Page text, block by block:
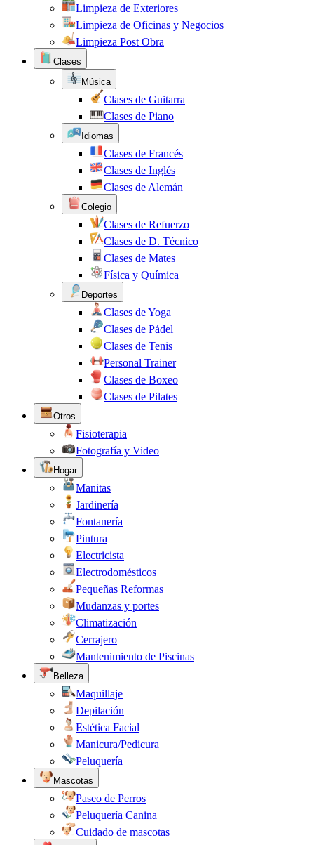
Limpieza de Exteriores
Limpieza de Oficinas y Negocios
Limpieza Post Obra
Clases
Música
Clases de Guitarra
Clases de Piano
Idiomas
Clases de Francés
Clases de Inglés
Clases de Alemán
Colegio
Clases de Refuerzo
Clases de D. Técnico
Clases de Mates
Física y Química
Deportes
Clases de Yoga
Clases de Pádel
Clases de Tenis
Personal Trainer
Clases de Boxeo
Clases de Pilates
Otros
Fisioterapia
Fotografía y Video
Hogar
Manitas
Jardinería
Fontanería
Pintura
Electricista
Electrodomésticos
Pequeñas Reformas
Mudanzas y portes
Climatización
Cerrajero
Mantenimiento de Piscinas
Belleza
Maquillaje
Depilación
Estética Facial
Manicura/Pedicura
Peluquería
Mascotas
Paseo de Perros
Peluquería Canina
Cuidado de mascotas